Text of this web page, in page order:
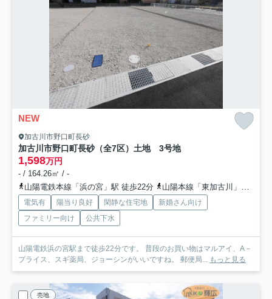
NEW
加古川市野口町長砂
加古川市野口町長砂（全7区）土地 3号地
1,598万円
- / 164.26㎡ / -
山陽電鉄本線「浜の宮」駅 徒歩22分
山陽本線「東加古川」駅 徒歩37分
電気有 陽当り良好 閑静な住宅地
新婚さん向け
ファミリー向け
公共下水
山陽電鉄浜の宮駅まで徒歩22分です。 普段のお買い物はマルアイ、A－
プライス、スギ薬局、ジョーシンがいいですね。 郵便局...
もっと見る
売地